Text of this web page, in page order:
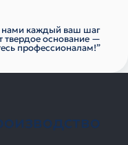
нами каждый ваш шаг
твердое основание —
профессионалам!”